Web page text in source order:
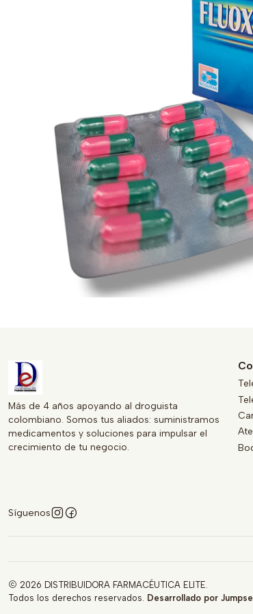
Más de 4 años apoyando al droguista
colombiano. Somos tus aliados: suministramos
medicamentos y soluciones para impulsar el
crecimiento de tu negocio.
Síguenos
2026 DISTRIBUIDORA FARMACÉUTICA ELITE.
Todos los derechos reservados. Desarrollado por